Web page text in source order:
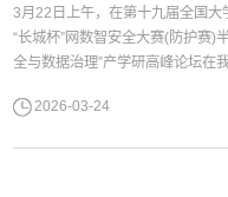
3月22日上午，在第十九届全国
“长城杯”网数智安全大赛(防护赛)
全与数据治理”产学研高峰论坛在
安全学院）联合主办，数据安全
2026-03-24